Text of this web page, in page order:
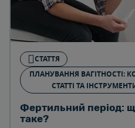
СТАТТЯ
ПЛАНУВАННЯ ВАГІТНОСТІ:
СТАТТІ ТА
Фертильний період:
таке?